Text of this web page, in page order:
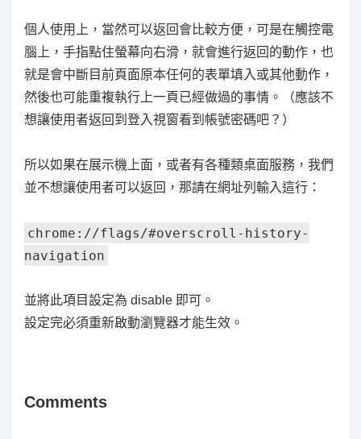
個人使用上，當然可以返回會比較方便，可是在觸控電
腦上，手指點住螢幕向右滑，就會進行返回的動作，也
就是會中斷目前頁面原本任何的表單填入或其他動作，
然後也可能重複執行上一頁已經做過的事情。（應該不
想讓使用者返回到登入視窗看到帳號密碼吧？）
所以如果在展示機上面，或者有各種類桌面服務，我們
並不想讓使用者可以返回，那請在網址列輸入這行：
chrome://flags/#overscroll-history-
navigation
並將此項目設定為 disable 即可。
設定完必須重新啟動瀏覽器才能生效。
Comments